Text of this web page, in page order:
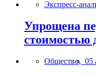
Экспресс-
Упрощена
стоимостью
Общество, 05